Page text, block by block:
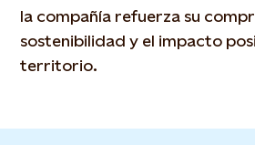
la compañía refuerza su
sostenibilidad y el impacto
territorio.